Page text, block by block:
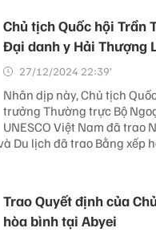
Chủ tịch Quốc hội Trần
Đại danh y Hải Thượng
27/12/2024 22:39’
Nhân dịp này, Chủ tịch
trưởng Thường trực Bộ
UNESCO Việt Nam đã trao
Du lịch đã trao Bằng
Trao Quyết định của
hòa bình tại Abyei